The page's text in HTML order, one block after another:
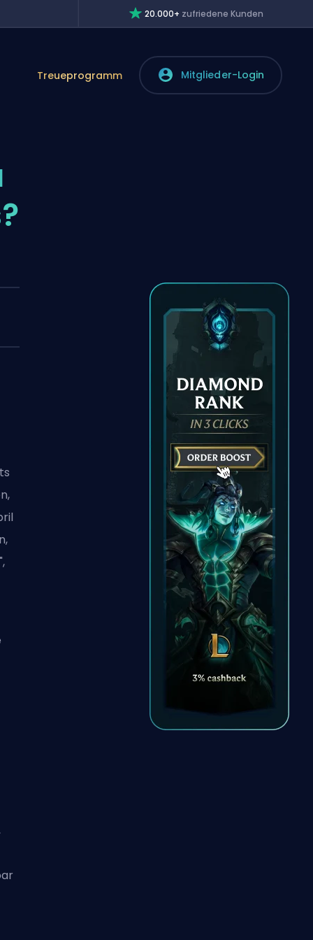
20.000+ zufriedene Kunden
Treueprogramm Mitglieder-Login